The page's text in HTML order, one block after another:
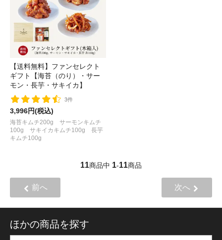
【送料無料】ファンセレクト
ギフト【海苔（のり）・サー
モン・長芋・サキイカ】
3件
3,996円(税込)
海苔キムチ200g サーモンキムチ
100g サキイカキムチ100g 長芋
キムチ100g
11商品中 1-11商品
前へ 次へ
ほかの商品を探す